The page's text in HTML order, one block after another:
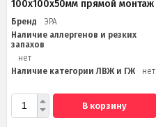
100х100х50мм прямой монтаж
Бренд
ЭРА
Наличие аллергенов и резких
запахов
нет
Наличие категории ЛВЖ и ГЖ
нет
В корзину